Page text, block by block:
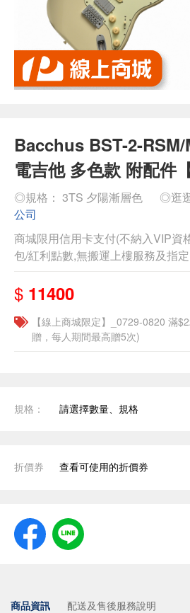
Bacchus BST-2-
電吉他 多色款 附配件
◎規格： 3TS 夕陽漸層色 ◎逛
公司
商城限用信用卡支付(不納入VIP資
包/紅利點數,無搬運上樓服務及指
$ 11400
【線上商城限定】_0729-0820 滿
贈，每人期間最高贈5次)
規格： 請選擇數量、規格
折價券 查看可使用的折價券
商品資訊 配送及售後服務說明